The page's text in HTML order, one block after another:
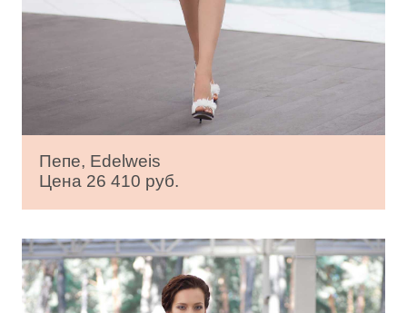
Пепе, Edelweis
Цена 26 410 руб.